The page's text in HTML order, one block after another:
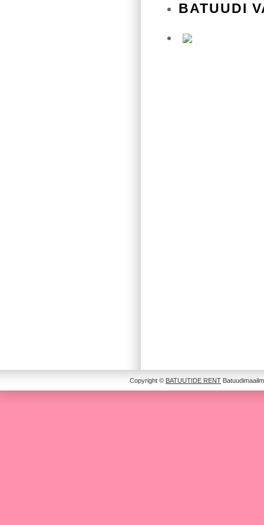
BATUUDI
Copyright © BATUUTIDE RENT